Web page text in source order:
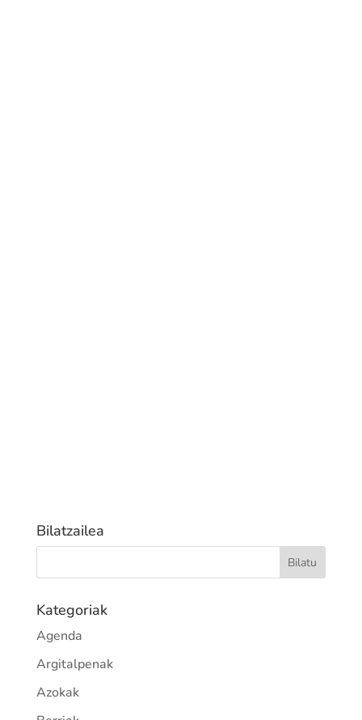
Bilatzailea
Kategoriak
Agenda
Argitalpenak
Azokak